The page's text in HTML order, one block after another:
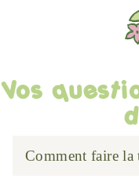
Vos
Comment faire la